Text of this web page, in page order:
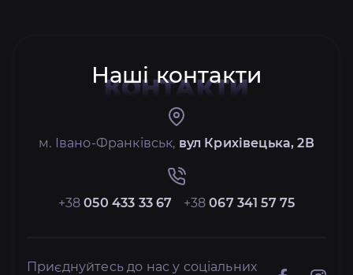
Наші контакти
КОНТАКТИ
м. Івано-Франківськ, вул Крихівецька, 2В
+38050 433 33 67 +38067 341 57 75
Приєднуйтесь до нас у соціальних